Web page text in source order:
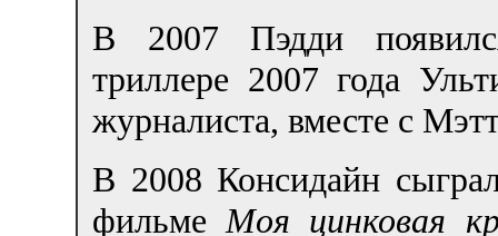
В 2007 Пэдди
триллере 2007 года
журналиста, вместе с
В 2008 Консидайн
фильме Моя цинковая